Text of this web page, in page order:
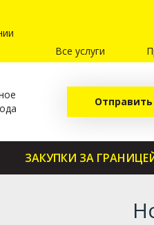
Все услуги
Отправить
ЗАКУПКИ ЗА